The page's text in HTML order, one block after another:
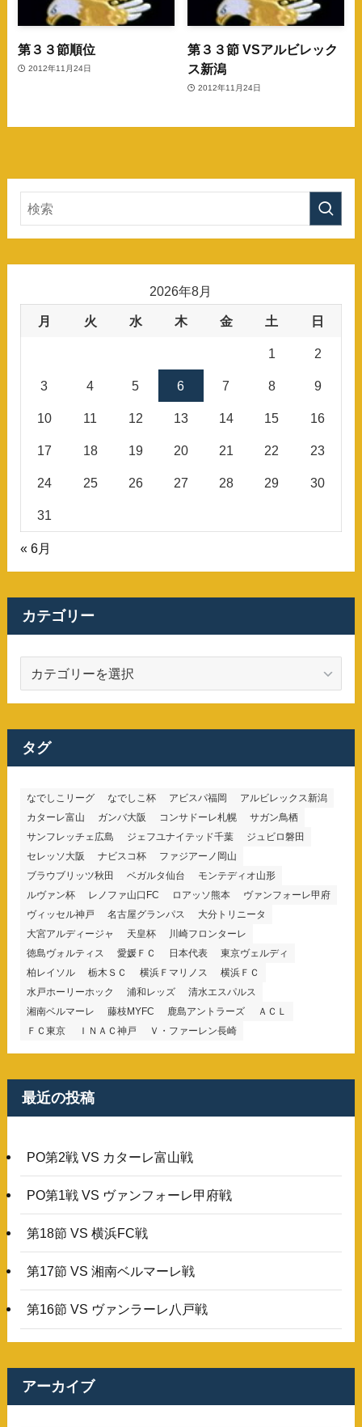
第３３節順位
2012年11月24日
第３３節 VSアルビレック
ス新潟
2012年11月24日
2026年8月
月 火 水 木 金 土 日
1 2
3 4 5 6 7 8 9
10 11 12 13 14 15 16
17 18 19 20 21 22 23
24 25 26 27 28 29 30
31
« 6月
カテゴリー
ゴ
ー
タグ
なでしこリーグ なでしこ杯 アビスパ福岡
アルビレックス新潟
カターレ富山
ガンバ大阪 コンサドーレ札幌
サガン鳥栖
サンフレッチェ広島
ジェフユナイテッド千葉
ジュビロ磐田
セレッソ大阪
ナビスコ杯
ファジアーノ岡山
ブラウブリッツ秋田
ベガルタ仙台
モンテディオ山形
ルヴァン杯
レノファ山口FC ロアッソ熊本
ヴァンフォーレ甲府
ヴィッセル神戸
名古屋グランパス
大分トリニータ
大宮アルディージャ
天皇杯
川崎フロンターレ
徳島ヴォルティス
愛媛ＦＣ 日本代表
東京ヴェルディ
柏レイソル
栃木ＳＣ 横浜Ｆマリノス
横浜ＦＣ
水戸ホーリーホック
浦和レッズ
清水エスパルス
湘南ベルマーレ
藤枝MYFC 鹿島アントラーズ
ＡＣＬ
ＦＣ東京
ＩＮＡＣ神戸 Ｖ・ファーレン長崎
最近の投稿
PO第2戦 VS カターレ富山戦
PO第1戦 VS ヴァンフォーレ甲府戦
第18節 VS 横浜FC戦
第17節 VS 湘南ベルマーレ戦
第16節 VS ヴァンラーレ八戸戦
アーカイブ